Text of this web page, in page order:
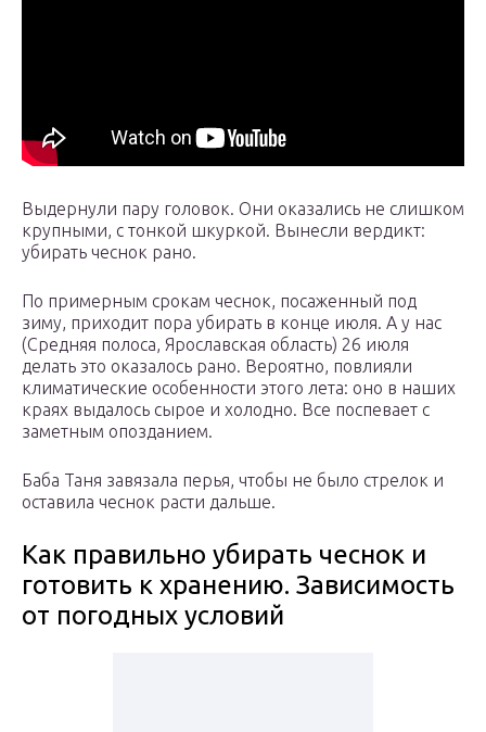
Выдернули пару головок. Они оказались не слишком
крупными, с тонкой шкуркой. Вынесли вердикт:
убирать чеснок рано.
По примерным срокам чеснок, посаженный под
зиму, приходит пора убирать в конце июля. А у нас
(Средняя полоса, Ярославская область) 26 июля
делать это оказалось рано. Вероятно, повлияли
климатические особенности этого лета: оно в наших
краях выдалось сырое и холодно. Все поспевает с
заметным опозданием.
Баба Таня завязала перья, чтобы не было стрелок и
оставила чеснок расти дальше.
Как правильно убирать чеснок и
готовить к хранению. Зависимость
от погодных условий